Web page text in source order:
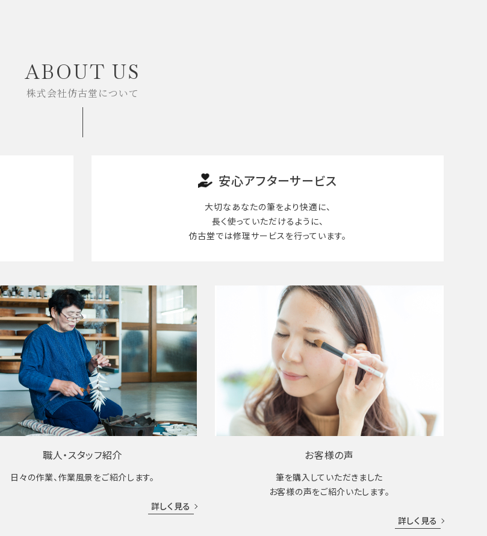
ABOUT US
株式会社仿古堂について
安心アフターサービス
大切なあなたの筆をより快適に、
長く使って いただけるように、
仿古堂では修理サービスを行っています。
職人・スタッフ紹介
日々の作業、作業風景をご紹介します。
詳しく見る
お客様の声
筆を購入していただきました
お客様の声をご紹介いたします。
詳しく見る